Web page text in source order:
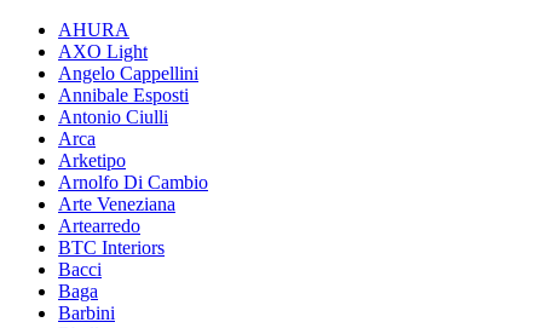
AHURA
AXO Light
Angelo Cappellini
Annibale Esposti
Antonio Ciulli
Arca
Arketipo
Arnolfo Di Cambio
Arte Veneziana
Artearredo
BTC Interiors
Bacci
Baga
Barbini